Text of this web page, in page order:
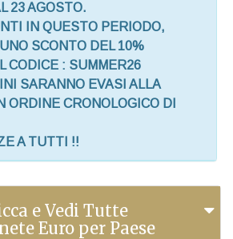
23 AGOSTO.
IN QUESTO PERIODO,
SCONTO DEL 10%
CODICE : SUMMER26
SARANNO EVASI ALLA
ORDINE CRONOLOGICO DI
A TUTTI !!
e Vedi Tutte
Euro per Paese